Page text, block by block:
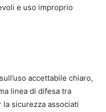
e uso improprio
accettabile chiaro,
linea di difesa tra
la sicurezza associati